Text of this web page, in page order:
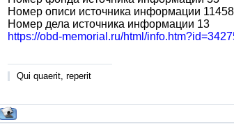
Номер описи источника информации 11458
Номер дела источника информации 13
https://obd-memorial.ru/html/
Qui quaerit, reperit